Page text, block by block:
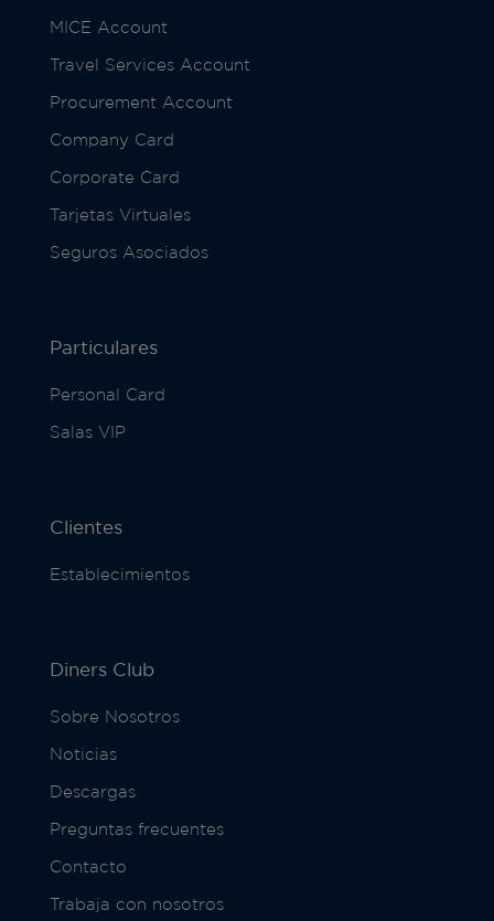
MICE Account
Travel Services Account
Procurement Account
Company Card
Corporate Card
Tarjetas Virtuales
Seguros Asociados
Particulares
Personal Card
Salas VIP
Clientes
Establecimientos
Diners Club
Sobre Nosotros
Noticias
Descargas
Preguntas frecuentes
Contacto
Trabaja con nosotros